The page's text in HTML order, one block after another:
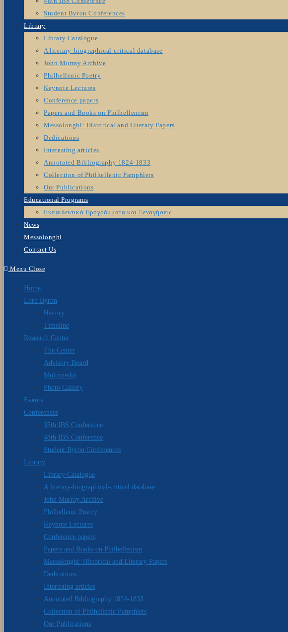
Student Byron Conferences
Library
Library Catalogue
A literary-biographical-critical database
John Murray Archive
Philhellenic Poetry
Keynote Lectures
Conference papers
Papers and Books on Philhellenism
Messolonghi: Historical and Literary Papers
Dedications
Interesting articles
Annotated Bibliography 1824-1833
Collection of Philhellenic Pamphlets
Our Publications
Educational Programs
Εκπαιδευτικά Προγράμματα και Ξεναγήσεις
News
Messolonghi
Contact Us
Menu Close
Home
Lord Byron
History
Timeline
Research Center
The Center
Advisory Board
Multimedia
Photo Gallery
Events
Conferences
35th IBS Conference
48th IBS Conference
Student Byron Conferences
Library
Library Catalogue
A literary-biographical-critical database
John Murray Archive
Philhellenic Poetry
Keynote Lectures
Conference papers
Papers and Books on Philhellenism
Messolonghi: Historical and Literary Papers
Dedications
Interesting articles
Annotated Bibliography 1824-1833
Collection of Philhellenic Pamphlets
Our Publications